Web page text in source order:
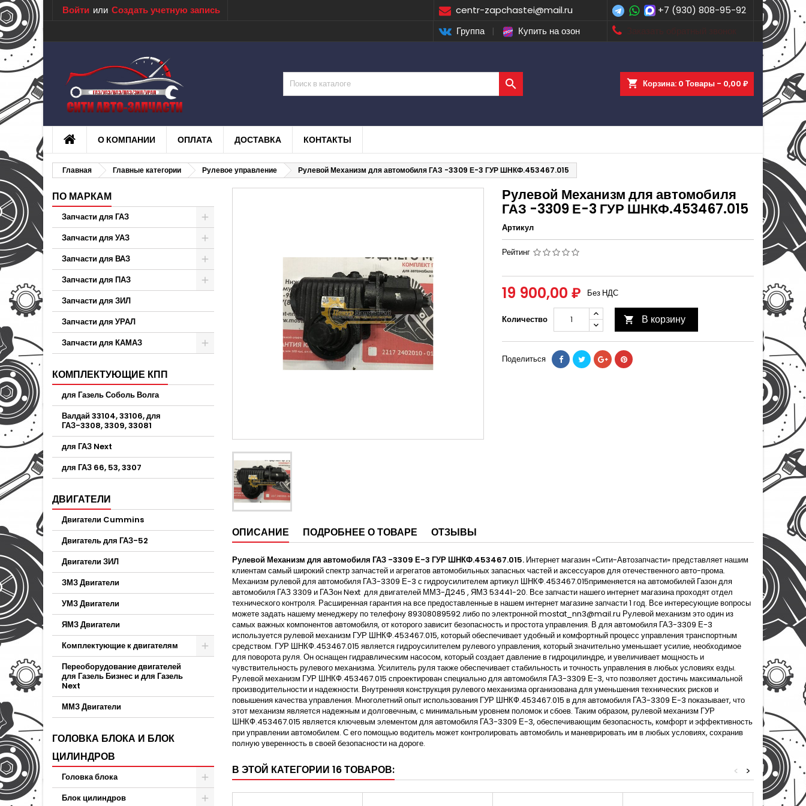
centr-zapchastei@mail.ru +7 (930) 808-95-92
Войти или Создать учетную запись
Заказать обратный звонок
Группа | Купить на озон
shopping_cart Корзина: 0 Товары - 0,00 ₽

О КОМПАНИИ ОПЛАТА ДОСТАВКА КОНТАКТЫ
Главная Главные категории Рулевое управление Рулевой Механизм для автомобиля ГАЗ -3309 Е-3 ГУР ШНКФ.453467.015
ПО МАРКАМ
Запчасти для ГАЗ
Запчасти для УАЗ
Запчасти для ВАЗ
Запчасти для ПАЗ
Запчасти для ЗИЛ
Запчасти для УРАЛ
Запчасти для КАМАЗ
КОМПЛЕКТУЮЩИЕ КПП
для Газель Соболь Волга
Валдай 33104, 33106, для
ГАЗ-3308, 3309, 33081
для ГАЗ Next
для ГАЗ 66, 53, 3307
ДВИГАТЕЛИ
Двигатели Cummins
Двигатель для ГАЗ-52
Двигатели ЗИЛ
ЗМЗ Двигатели
УМЗ Двигатели
ЯМЗ Двигатели
Комплектующие к двигателям
Переоборудование двигателей
для Газель Бизнес и для Газель
Next
ММЗ Двигатели
ГОЛОВКА БЛОКА И БЛОК
ЦИЛИНДРОВ
Головка блока
Блок цилиндров
Рулевой Механизм для автомобиля
ГАЗ -3309 Е-3 ГУР ШНКФ.453467.015
Артикул
Рейтинг
19 900,00 ₽ Без НДС
Количество  В корзину
Поделиться
ОПИСАНИЕ ПОДРОБНЕЕ О ТОВАРЕ ОТЗЫВЫ
Рулевой Механизм для автомобиля ГАЗ -3309 Е-3 ГУР ШНКФ.453467.015. Интернет магазин «Сити-Автозапчасти» представляет нашим
клиентам самый широкий спектр запчастей и агрегатов автомобильных запасных частей и аксессуаров для отечественного авто-прома.
Механизм рулевой для автомобиля ГАЗ-3309 Е-3 с гидроусилителем артикул ШНКФ.453467.015применяется на автомобилей Газон для
автомобиля ГАЗ 3309 и ГАЗон Next для двигателей ММЗ-Д245 , ЯМЗ 53441-20. Все запчасти нашего интернет магазина проходят отдел
технического контроля. Расширенная гарантия на все предоставленные в нашем интернет магазине запчасти 1 год. Все интересующие вопросы
можете задать нашему менеджеру по телефону 89308089592 либо по электронной mostat_nn3@mail.ru Рулевой механизм это один из
самых важных компонентов автомобиля, от которого зависит безопасность и простота управления. В для автомобиля ГАЗ-3309 Е-3
используется рулевой механизм ГУР ШНКФ.453467.015, который обеспечивает удобный и комфортный процесс управления транспортным
средством. ГУР ШНКФ.453467.015 является гидроусилителем рулевого управления, который значительно уменьшает усилие, необходимое
для поворота руля. Он оснащен гидравлическим насосом, который создает давление в гидроцилиндре, и увеличивает мощность и
чувствительность рулевого механизма. Усилитель руля также обеспечивает стабильность и точность управления в любых условиях езды.
Рулевой механизм ГУР ШНКФ.453467.015 спроектирован специально для автомобиля ГАЗ-3309 Е-3, что позволяет достичь максимальной
производительности и надежности. Внутренняя конструкция рулевого механизма организована для уменьшения технических рисков и
повышения качества управления. Многолетний опыт использования ГУР ШНКФ.453467.015 в для автомобиля ГАЗ-3309 Е-3 показывает, что
этот механизм является надежным и долговечным, с минимальным уровнем поломок и сбоев. Таким образом, рулевой механизм ГУР
ШНКФ.453467.015 является ключевым элементом для автомобиля ГАЗ-3309 Е-3, обеспечивающим безопасность, комфорт и эффективность
при управлении автомобилем. С его помощью водитель может контролировать автомобиль и маневрировать им в любых условиях, сохранив
полную уверенность в своей безопасности на дороге.
В ЭТОЙ КАТЕГОРИИ 16 ТОВАРОВ: >
<